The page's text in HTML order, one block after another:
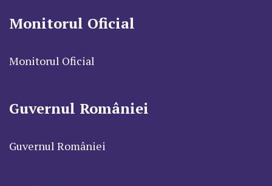
Monitorul Oficial
Monitorul Oficial
Guvernul României
Guvernul României